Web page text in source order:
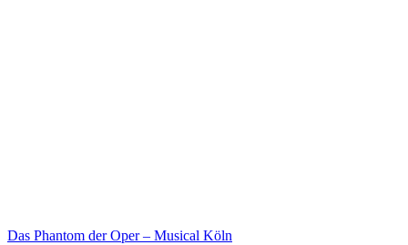
Das Phantom der Oper – Musical Köln